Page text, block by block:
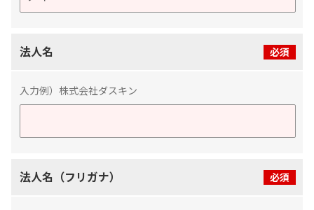
法人名 必須
入力例）株式会社ダスキン
法人名（フリガナ） 必須